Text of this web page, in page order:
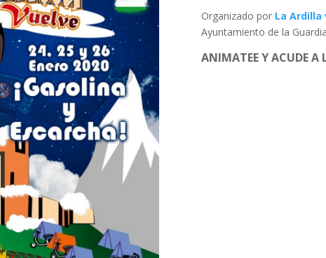
Organizado por La Ardilla
Ayuntamiento de la
ANIMATEE Y ACUDE A